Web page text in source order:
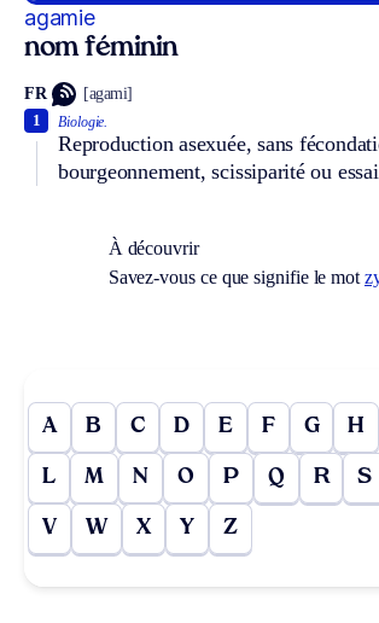
agamie
nom féminin
FR [agami]
Biologie.
Reproduction asexuée, sans
bourgeonnement, scissiparité ou
1
À découvrir
Savez-vous ce que signifie le mot
A B C D E F G H
L M N O P Q R S
V W X Y Z